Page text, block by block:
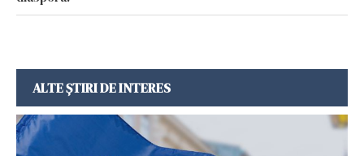
ALTE ȘTIRI DE INTERES